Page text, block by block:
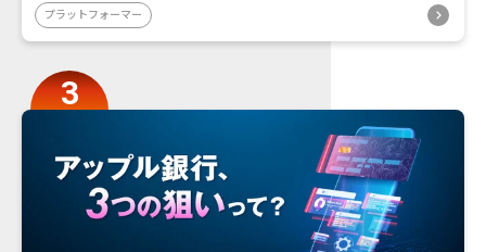
プラットフォーマー